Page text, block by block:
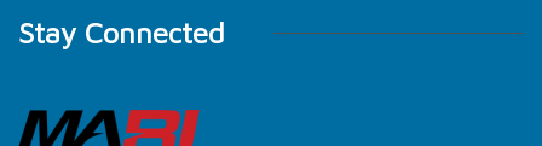
Stay Connected